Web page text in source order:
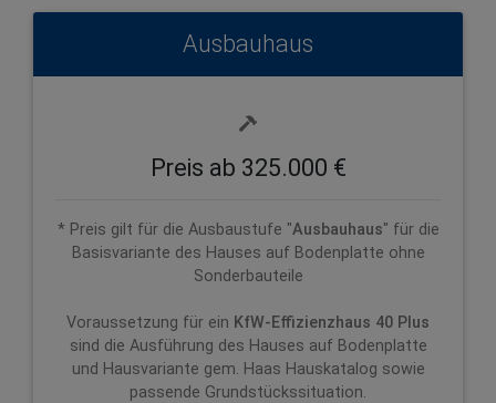
Ausbauhaus
Preis ab 325.000 €
* Preis gilt für die Ausbaustufe "Ausbauhaus" für die
Basisvariante des Hauses auf Bodenplatte ohne
Sonderbauteile
Voraussetzung für ein KfW-Effizienzhaus 40 Plus
sind die Ausführung des Hauses auf Bodenplatte
und Hausvariante gem. Haas Hauskatalog sowie
passende Grundstückssituation.